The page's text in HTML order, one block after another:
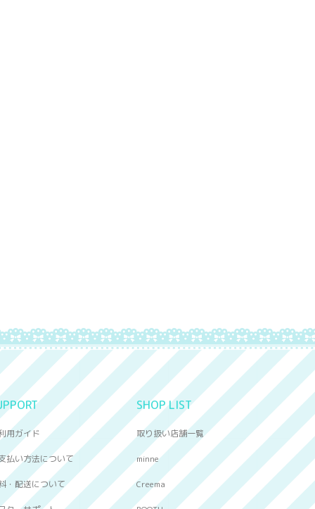
用ガイド
払い方法について
・配送について
SHOP LIST
取り扱い店舗一覧
minne
Creema